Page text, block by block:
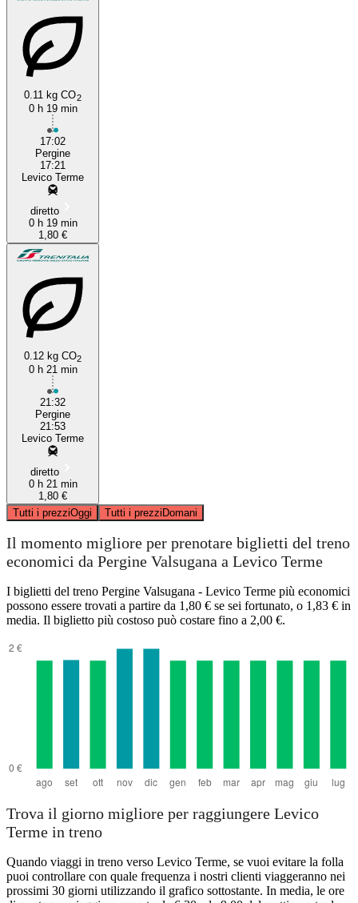
0.11 kg CO2
0 h 19 min
17:02
Pergine
17:21
Levico Terme
diretto
0 h 19 min
1,80 €
0.12 kg CO2
0 h 21 min
21:32
Pergine
21:53
Levico Terme
diretto
0 h 21 min
1,80 €
Tutti i prezziOggi Tutti i prezziDomani
Il momento migliore per prenotare biglietti del treno
economici da Pergine Valsugana a Levico Terme
I biglietti del treno Pergine Valsugana - Levico Terme più economici
possono essere trovati a partire da 1,80 € se sei fortunato, o 1,83 € in
media. Il biglietto più costoso può costare fino a 2,00 €.
Trova il giorno migliore per raggiungere Levico
Terme in treno
Quando viaggi in treno verso Levico Terme, se vuoi evitare la folla
puoi controllare con quale frequenza i nostri clienti viaggeranno nei
prossimi 30 giorni utilizzando il grafico sottostante. In media, le ore